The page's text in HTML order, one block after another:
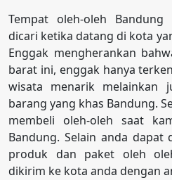
Tempat oleh-oleh
dicari ketika datang di kota
Enggak mengherankan
barat ini, enggak hanya
wisata menarik melainkan
barang yang khas Bandung.
membeli oleh-oleh saat
Bandung. Selain anda
produk dan paket oleh
dikirim ke kota anda dengan